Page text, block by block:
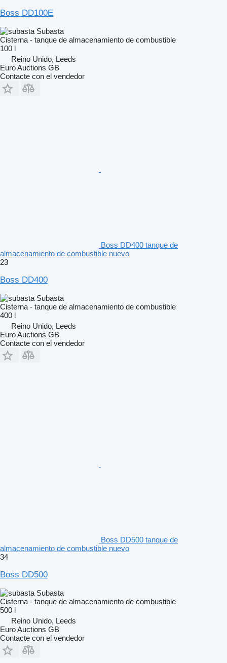
Boss DD100E
Subasta
Cisterna - tanque de almacenamiento de combustible
100 l
Reino Unido, Leeds
Euro Auctions GB
Contacte con el vendedor
Boss DD400 tanque de
almacenamiento de combustible nuevo
23
Boss DD400
Subasta
Cisterna - tanque de almacenamiento de combustible
400 l
Reino Unido, Leeds
Euro Auctions GB
Contacte con el vendedor
Boss DD500 tanque de
almacenamiento de combustible nuevo
34
Boss DD500
Subasta
Cisterna - tanque de almacenamiento de combustible
500 l
Reino Unido, Leeds
Euro Auctions GB
Contacte con el vendedor